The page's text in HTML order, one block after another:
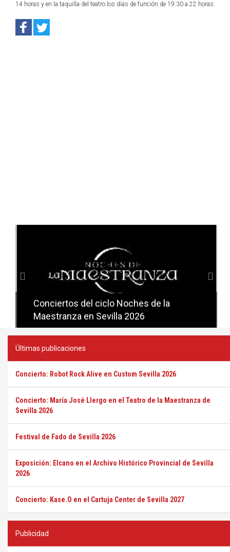
14 horas y en la taquilla del teatro los días de función de 19:30 a 22 horas.
Conciertos del ciclo Noches de la
Maestranza en Sevilla 2026
Conciertos del ciclo Candlelight en
Sevilla
Últimas publicaciones
Concierto: Robot Rock Alive en Custom Sevilla 2026
Concierto: María José Llergo en el Teatro de la Maestranza de
Sevilla 2026
Festival de Fado de Sevilla 2026
Exposición: Elcano en el Archivo Histórico Provincial de Sevilla
2026
Concierto: Kase.O en el Cartuja Center de Sevilla 2027
Publicidad